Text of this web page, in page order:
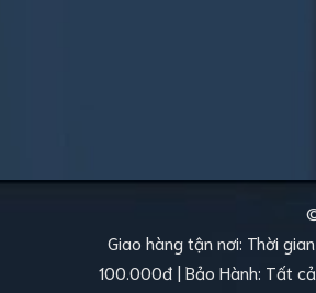
Giao hàng tận nơi: Thời
100.000đ | Bảo Hành: Tất